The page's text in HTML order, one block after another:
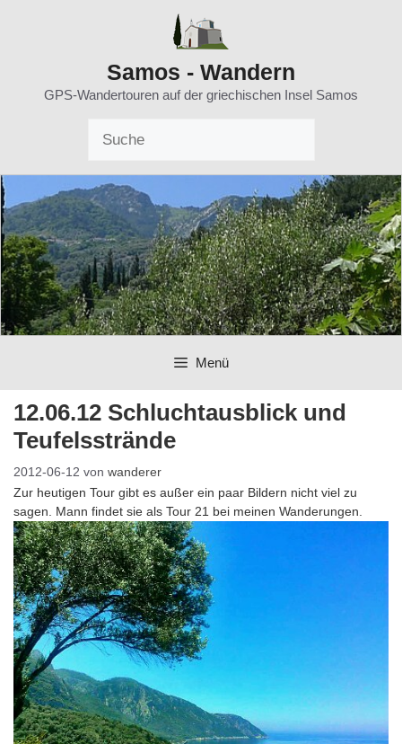
Samos - Wandern
GPS-Wandertouren auf der griechischen Insel Samos
Menü
12.06.12 Schluchtausblick und
Teufelsstrände
2012-06-12 von wanderer
Zur heutigen Tour gibt es außer ein paar Bildern nicht viel zu
sagen. Mann findet sie als Tour 21 bei meinen Wanderungen.